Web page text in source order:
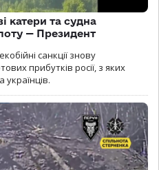
катери та судна
— Президент
санкції знову
прибутків росії, з яких
українців.